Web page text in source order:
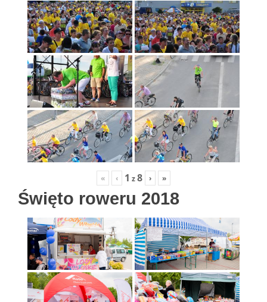
« ‹ 1 z8 › »
Święto roweru 2018